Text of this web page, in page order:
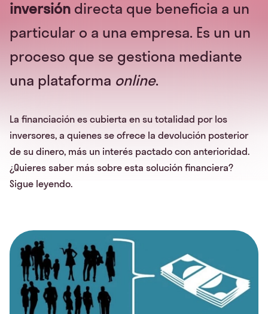
inversión directa que beneficia a un
particular o a una empresa. Es un un
proceso que se gestiona mediante
una plataforma online.
La financiación es cubierta en su totalidad por los
inversores, a quienes se ofrece la devolución posterior
de su dinero, más un interés pactado con anterioridad.
¿Quieres saber más sobre esta solución financiera?
Sigue leyendo.